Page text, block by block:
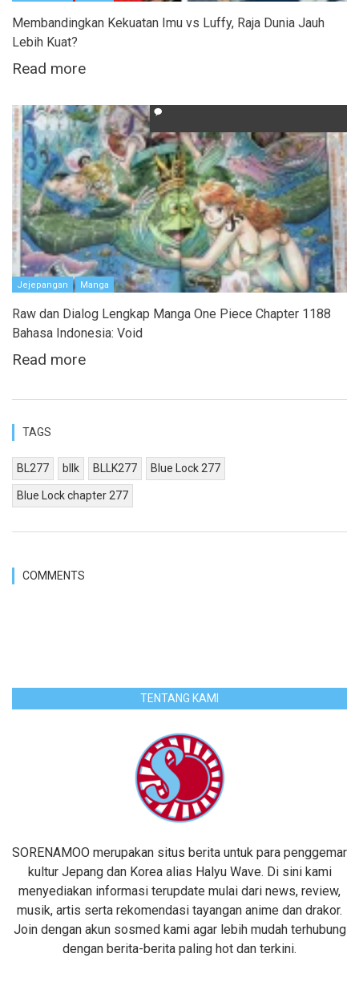
Membandingkan Kekuatan Imu vs Luffy, Raja Dunia Jauh
Lebih Kuat?
Read more
Jejepangan Manga
Raw dan Dialog Lengkap Manga One Piece Chapter 1188
Bahasa Indonesia: Void
Read more
TAGS
BL277 bllk BLLK277 Blue Lock 277
Blue Lock chapter 277
COMMENTS
TENTANG KAMI
SORENAMOO merupakan situs berita untuk para penggemar
kultur Jepang dan Korea alias Halyu Wave. Di sini kami
menyediakan informasi terupdate mulai dari news, review,
musik, artis serta rekomendasi tayangan anime dan drakor.
Join dengan akun sosmed kami agar lebih mudah terhubung
dengan berita-berita paling hot dan terkini.